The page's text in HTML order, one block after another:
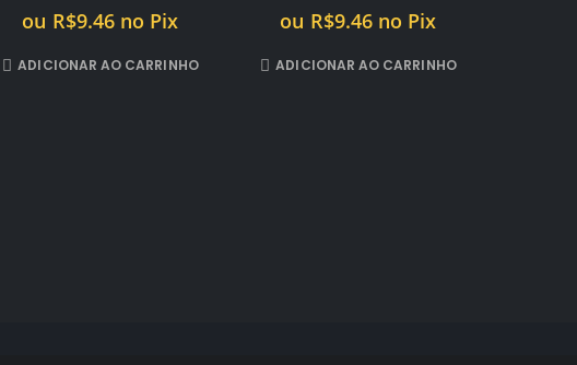
ou R$9.46 no Pix
ADICIONAR AO CARRINHO
ou R$9.46 no Pix
ADICIONAR AO CARRINHO